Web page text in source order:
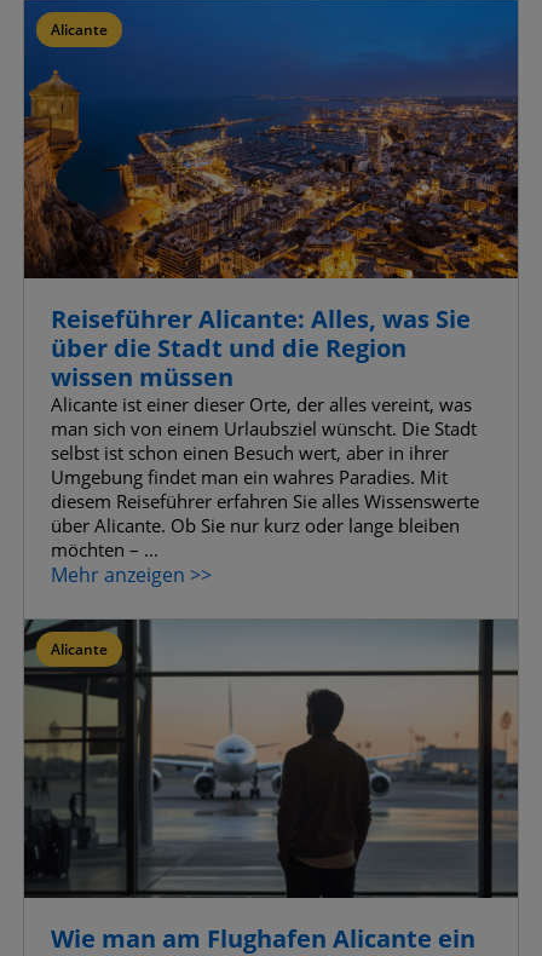
Alicante
Reiseführer Alicante: Alles, was Sie
über die Stadt und die Region
wissen müssen
Alicante ist einer dieser Orte, der alles vereint, was
man sich von einem Urlaubsziel wünscht. Die Stadt
selbst ist schon einen Besuch wert, aber in ihrer
Umgebung findet man ein wahres Paradies. Mit
diesem Reiseführer erfahren Sie alles Wissenswerte
über Alicante. Ob Sie nur kurz oder lange bleiben
möchten – ...
Mehr anzeigen >>
Alicante
Wie man am Flughafen Alicante ein